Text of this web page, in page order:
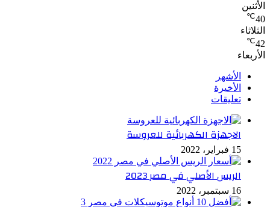
الأثنين
40
℃
الثلاثاء
42
℃
الأربعاء
الأشهر
الأخيرة
تعليقات
الاجهزة الكهربائية للعروسة
15 فبراير، 2022
الريس الأصلي في مصر 2023
16 سبتمبر، 2022